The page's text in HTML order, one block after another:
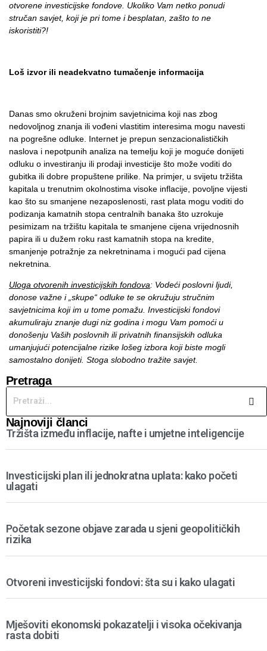
otvorene investicijske fondove. Ukoliko Vam netko ponudi
stručan savjet, koji je pri tome i besplatan, zašto to ne
iskoristiti?!
Loš izvor ili neadekvatno tumačenje informacija
Danas smo okruženi brojnim savjetnicima koji nas zbog
nedovoljnog znanja ili vođeni vlastitim interesima mogu navesti
na pogrešne odluke. Internet je prepun senzacionalističkih
naslova i nepotpunih analiza na temelju koji je moguće donijeti
odluku o investiranju ili prodaji investicije što može voditi do
gubitka ili dobre propuštene prilike. Na primjer, u svijetu tržišta
kapitala u trenutnim okolnostima visoke inflacije, povoljne vijesti
kao što su smanjene nezaposlenosti, rast plata mogu voditi do
podizanja kamatnih stopa centralnih banaka što uzrokuje
pesimizam na tržištu kapitala te smanjene cijena vrijednosnih
papira ili u dužem roku rast kamatnih stopa na kredite,
smanjenje potražnje za nekretninama i mogući pad cijena
nekretnina.
Uloga otvorenih investicijskih fondova: Vodeći poslovni ljudi,
donose važne i „skupe“ odluke te se okružuju stručnim
savjetnicima koji im u tome pomažu. Investicijski fondovi
akumuliraju znanje dugi niz godina i mogu Vam pomoći u
donošenju Vaših poslovnih ili privatnih finansijskih odluka
umanjujući potencijalne rizike lošeg izbora koji biste mogli
samostalno donijeti. Stoga slobodno tražite savjet.
Pretraga
Najnoviji članci
Tržišta između inflacije, nafte i umjetne inteligencije
Investicijski plan ili jednokratna uplata: kako početi
ulagati
Početak sezone objave zarada u sjeni geopolitičkih
rizika
Otvoreni investicijski fondovi: šta su i kako ulagati
Mješoviti ekonomski pokazatelji i visoka očekivanja
rasta dobiti